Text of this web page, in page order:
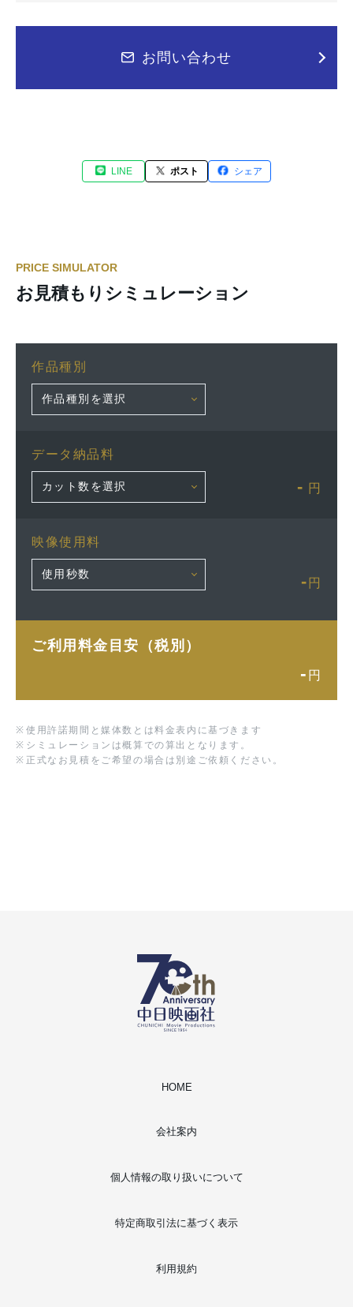
お問い合わせ
LINE ポスト シェア
PRICE SIMULATOR
お見積もりシミュレーション
作品種別
データ納品料
- 円
映像使用料
- 円
ご利用料金目安（税別）
- 円
※ 使用許諾期間と媒体数とは料金表内に基づきます
※ シミュレーションは概算での算出となります。
※ 正式なお見積をご希望の場合は別途ご依頼ください。
HOME
会社案内
個人情報の取り扱いについて
特定商取引法に基づく表示
利用規約